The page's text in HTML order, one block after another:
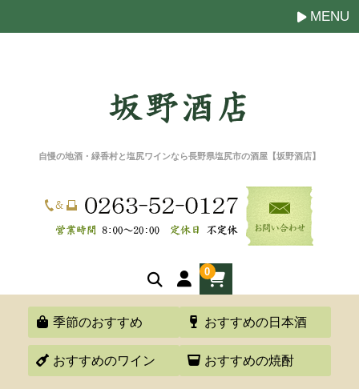
自慢の地酒・緑香村と塩尻ワインなら長野県塩尻市の酒屋【坂野酒店】
0
MENU
季節のおすすめ おすすめの日本酒
おすすめのワイン おすすめの焼酎